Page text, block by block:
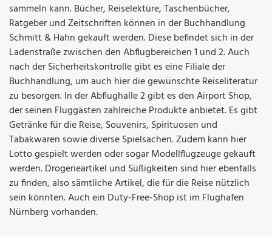
sammeln kann. Bücher, Reiselektüre, Taschenbücher,
Ratgeber und Zeitschriften können in der Buchhandlung
Schmitt & Hahn gekauft werden. Diese befindet sich in der
Ladenstraße zwischen den Abflugbereichen 1 und 2. Auch
nach der Sicherheitskontrolle gibt es eine Filiale der
Buchhandlung, um auch hier die gewünschte Reiseliteratur
zu besorgen. In der Abflughalle 2 gibt es den Airport Shop,
der seinen Fluggästen zahlreiche Produkte anbietet. Es gibt
Getränke für die Reise, Souvenirs, Spirituosen und
Tabakwaren sowie diverse Spielsachen. Zudem kann hier
Lotto gespielt werden oder sogar Modellflugzeuge gekauft
werden. Drogerieartikel und Süßigkeiten sind hier ebenfalls
zu finden, also sämtliche Artikel, die für die Reise nützlich
sein könnten. Auch ein Duty-Free-Shop ist im Flughafen
Nürnberg vorhanden.